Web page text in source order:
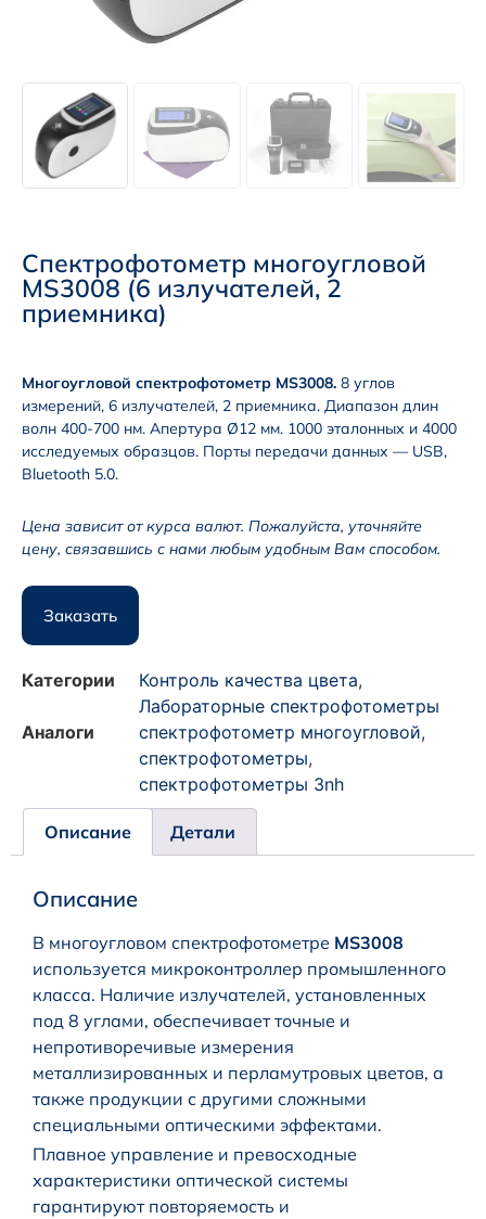
Спектрофотометр многоугловой
MS3008 (6 излучателей, 2
приемника)
Многоугловой спектрофотометр MS3008. 8 углов
измерений, 6 излучателей, 2 приемника. Диапазон длин
волн 400-700 нм. Апертура Ø12 мм. 1000 эталонных и 4000
исследуемых образцов. Порты передачи данных — USB,
Bluetooth 5.0.
Цена зависит от курса валют. Пожалуйста, уточняйте
цену, связавшись с нами любым удобным Вам способом.
Заказать
Категории Контроль качества цвета,
Лабораторные спектрофотометры
Аналоги
спектрофотометр многоугловой,
спектрофотометры,
спектрофотометры 3nh
Описание Детали
Описание
В многоугловом спектрофотометре MS3008
используется микроконтроллер промышленного
класса. Наличие излучателей, установленных
под 8 углами, обеспечивает точные и
непротиворечивые измерения
металлизированных и перламутровых цветов, а
также продукции с другими сложными
специальными оптическими эффектами.
Плавное управление и превосходные
характеристики оптической системы
гарантируют повторяемость и